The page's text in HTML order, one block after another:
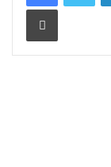
Print